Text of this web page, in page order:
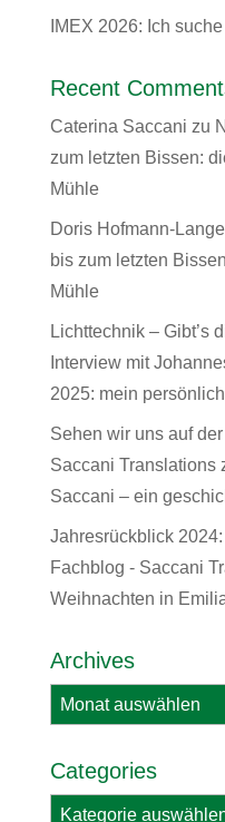
IMEX 2026: Ich
Recent
Caterina Saccani zu
zum letzten Bissen:
Mühle
Doris Hofmann-Lange
bis zum letzten
Mühle
Lichttechnik – Gibt’s
Interview mit
2025: mein
Sehen wir uns auf
Saccani Translations
Saccani – ein
Jahresrückblick
Fachblog - Saccani
Weihnachten in
Archives
Archives
Categories
Categories